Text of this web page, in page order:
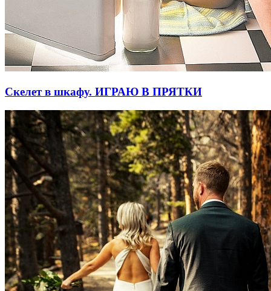
Скелет в шкафу. ИГРАЮ В ПРЯТКИ